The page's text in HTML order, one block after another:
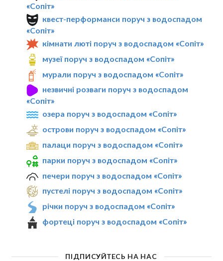
«Сопіт»
квест-перформанси поруч з водоспадом
«Сопіт»
кімнати люті поруч з водоспадом «Сопіт»
музеї поруч з водоспадом «Сопіт»
мурали поруч з водоспадом «Сопіт»
незвичні розваги поруч з водоспадом
«Сопіт»
озера поруч з водоспадом «Сопіт»
острови поруч з водоспадом «Сопіт»
палаци поруч з водоспадом «Сопіт»
парки поруч з водоспадом «Сопіт»
печери поруч з водоспадом «Сопіт»
пустелі поруч з водоспадом «Сопіт»
річки поруч з водоспадом «Сопіт»
фортеці поруч з водоспадом «Сопіт»
ПІДПИСУЙТЕСЬ НА НАС